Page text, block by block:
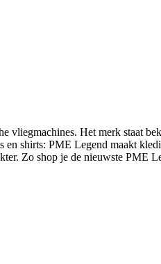
vliegmachines. Het merk staat
en shirts: PME Legend maakt
Zo shop je de nieuwste PME